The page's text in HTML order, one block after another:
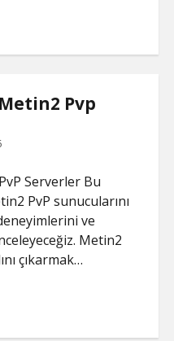
Pvp
Serverler Bu
PvP sunucularını
ve
Metin2
çıkarmak…